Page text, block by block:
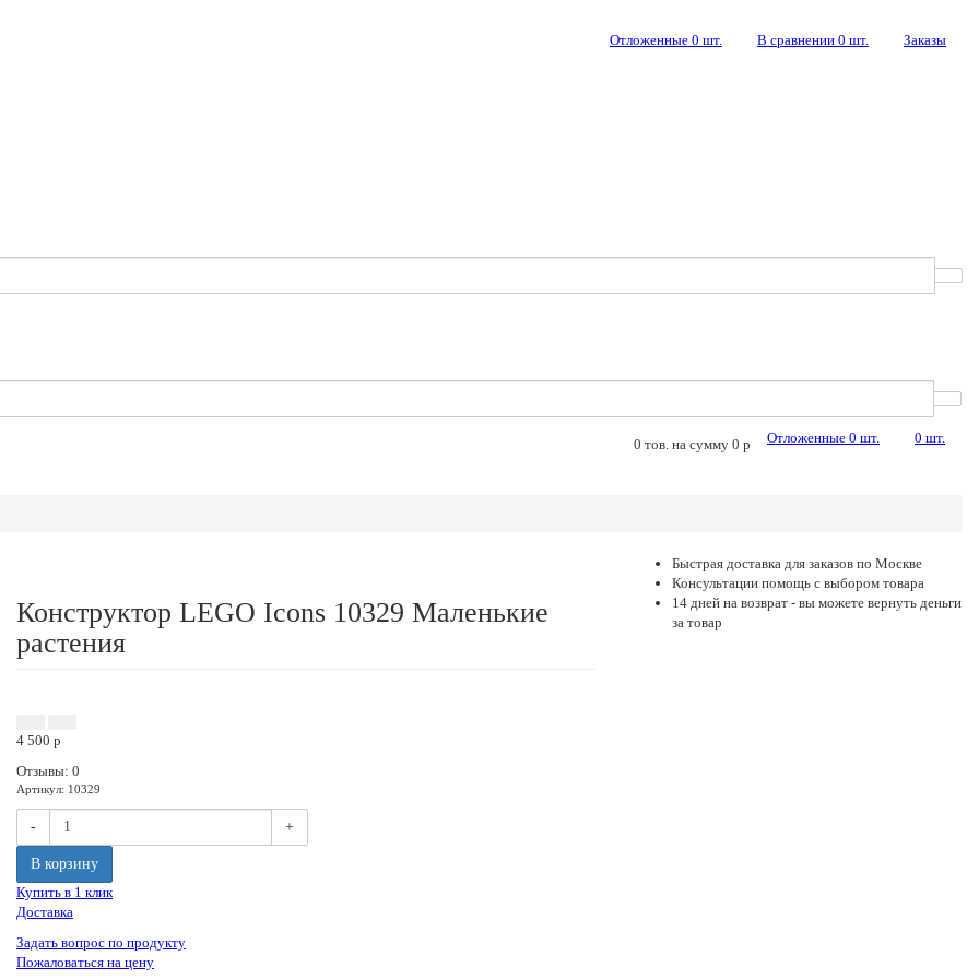
Отложенные 0 шт. В сравнении 0 шт. Заказы
Отложенные 0 шт. 0 шт.
0 тов. на сумму 0 p
Конструктор LEGO Icons 10329 Маленькие
растения
4 500 p
Отзывы: 0
Артикул: 10329
- +
В корзину
Купить в 1 клик
Доставка
Задать вопрос по продукту
Пожаловаться на цену
Быстрая доставка для заказов по Москве
Консультации помощь с выбором товара
14 дней на возврат - вы можете вернуть деньги
за товар